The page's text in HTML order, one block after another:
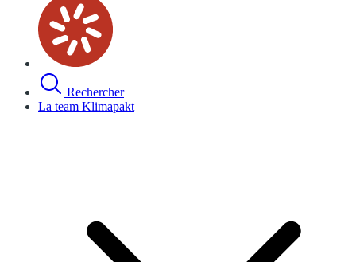
Rechercher
La team Klimapakt